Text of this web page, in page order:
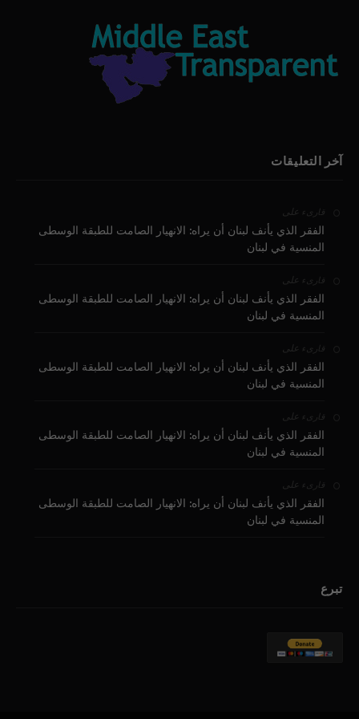
آخر التعليقات
قارىء على
الفقر الذي يأنف لبنان أن يراه: الانهيار الصامت للطبقة الوسطى
المنسية في لبنان
قارىء على
الفقر الذي يأنف لبنان أن يراه: الانهيار الصامت للطبقة الوسطى
المنسية في لبنان
قارىء على
الفقر الذي يأنف لبنان أن يراه: الانهيار الصامت للطبقة الوسطى
المنسية في لبنان
قارىء على
الفقر الذي يأنف لبنان أن يراه: الانهيار الصامت للطبقة الوسطى
المنسية في لبنان
قارىء على
الفقر الذي يأنف لبنان أن يراه: الانهيار الصامت للطبقة الوسطى
المنسية في لبنان
تبرع